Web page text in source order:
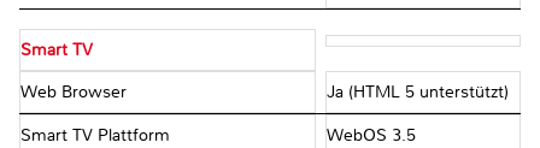
Smart TV
Web Browser Ja (HTML 5 unterstützt)
Smart TV Plattform WebOS 3.5